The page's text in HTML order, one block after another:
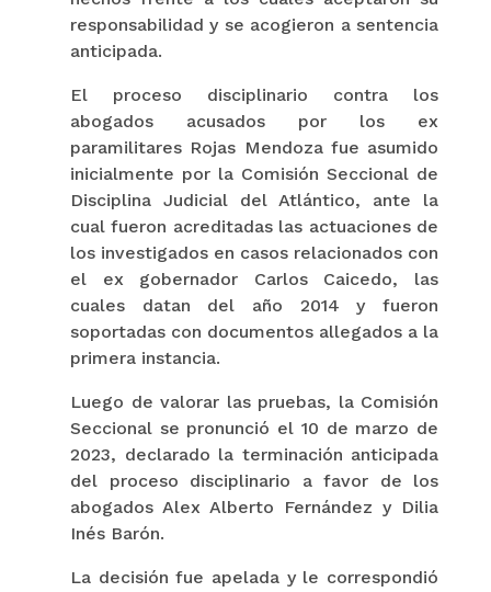
responsabilidad y se acogieron a sentencia
anticipada.
El proceso disciplinario contra los
abogados acusados por los ex
paramilitares Rojas Mendoza fue asumido
inicialmente por la Comisión Seccional de
Disciplina Judicial del Atlántico, ante la
cual fueron acreditadas las actuaciones de
los investigados en casos relacionados con
el ex gobernador Carlos Caicedo, las
cuales datan del año 2014 y fueron
soportadas con documentos allegados a la
primera instancia.
Luego de valorar las pruebas, la Comisión
Seccional se pronunció el 10 de marzo de
2023, declarado la terminación anticipada
del proceso disciplinario a favor de los
abogados Alex Alberto Fernández y Dilia
Inés Barón.
La decisión fue apelada y le correspondió